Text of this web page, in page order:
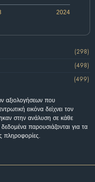
2024
(298)
(498)
(499)
αξιολογήσεων που
εικόνα δείχνει τον
στην ανάλυση σε κάθε
παρουσιάζονται για τα
πληροφορίες.